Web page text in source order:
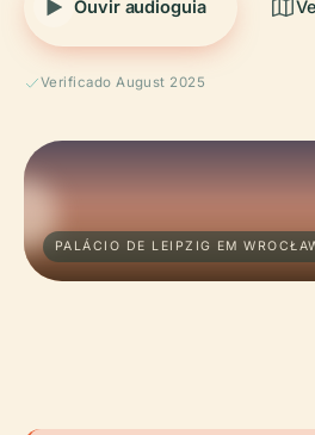
Ouvir audioguia
Verificado August 2025
PALÁCIO DE LEIPZIG EM